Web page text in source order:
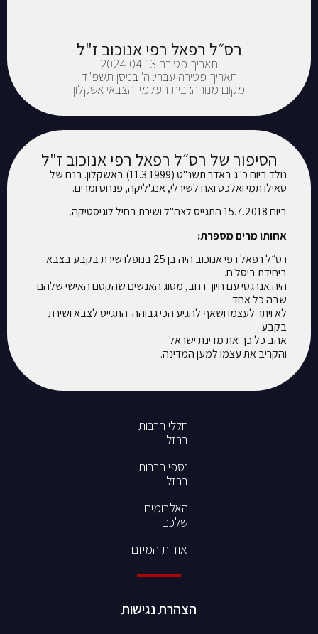
רס״ל רפאל רפי אנוכוב ז"ל
תאריך פטירה 2024-04-13
תאריך פטירה עברי: ה' בניסן תשפ"ד
מקום מנוחה: בית העלמין הצבאי אשקלון
הסיפור של רס״ל רפאל רפי אנוכוב ז"ל
נולד ביום כ"ג באדר תשנ"ט (11.3.1999) באשקלון. בנם של
טאילו תמי ואלכס ואח לשירלי, אנג'ליקה, פנחס ומרים.
ביום 15.7.2018 התגייס לצה"ל ושירת בחיל לוגיסטיקה.
אחותו מרים מספרת:
רס״ל רפאל רפי אנוכוב היה בן 25 בנופלו שירת בקבע בצבא
ביחידת ביסל׳ח.
היה אנרגטי עם חיוך רחב, מסוג האנשים שהקסם האישי שלהם
שבה כל אחד.
לא ויתר לעצמו ושאף להגיע הכי גבוהה. התגייס לצבא ושירת
בקבע .
אהב כל כך את מדינת ישראל
והקריב את עצמו למען המדינה.
חללי חרבות
ברזל
נספי חרבות
ברזל
האלבומים
שלכם
אודות המיזם
הצהרת נגישות